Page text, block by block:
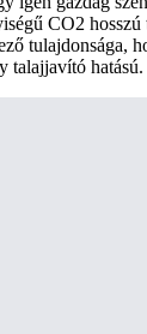
CO2 hosszú
tulajdonsága,
talajjavító hatású.